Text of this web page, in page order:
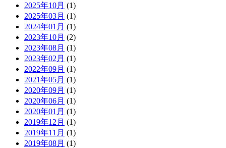
2025年10月 (1)
2025年03月 (1)
2024年01月 (1)
2023年10月 (2)
2023年08月 (1)
2023年02月 (1)
2022年09月 (1)
2021年05月 (1)
2020年09月 (1)
2020年06月 (1)
2020年01月 (1)
2019年12月 (1)
2019年11月 (1)
2019年08月 (1)